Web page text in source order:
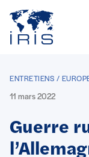
Aller au contenu
ENTRETIENS /
11 mars 2022
Guerre